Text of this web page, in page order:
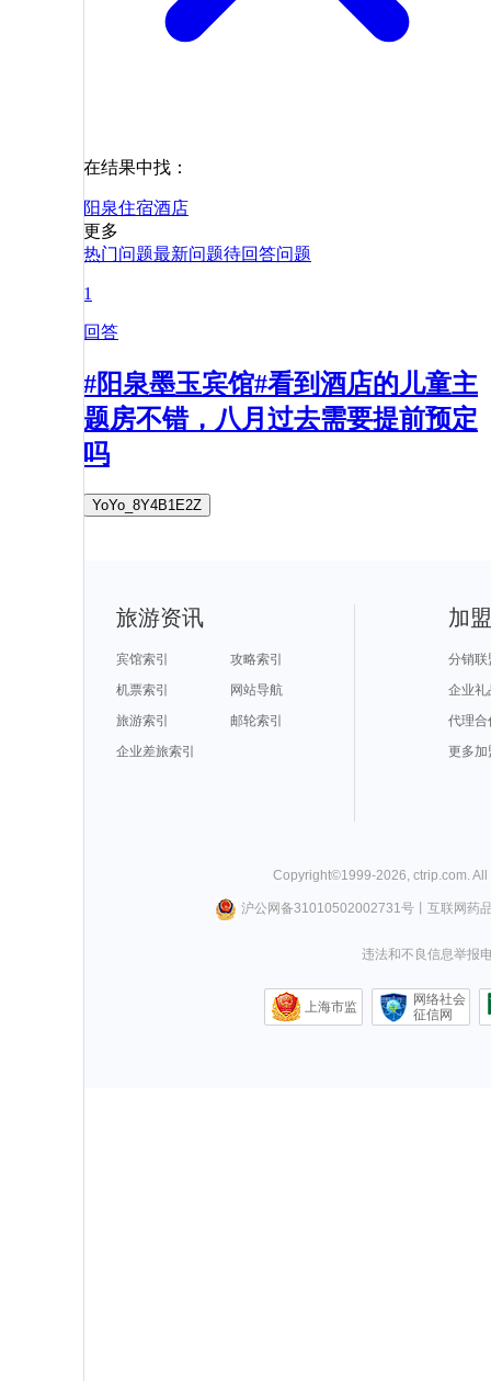
在结果中找：
阳泉住宿酒店
更多
热门问题最新问题待回答问题
1
回答
#阳泉墨玉宾馆#看到酒店的儿童主
题房不错，八月过去需要提前预定
吗
YoYo_8Y4B1E2Z
旅游资讯
宾馆索引
攻略索引
机票索引
网站导航
旅游索引
邮轮索引
企业差旅索引
加
分销联
企业礼
代理合
更多加
Copyright©1999-2026 ctrip.com .
沪公网备31010502002731号丨 互联网药
违法和不良信息举报
上海市监
网络社会
征信网